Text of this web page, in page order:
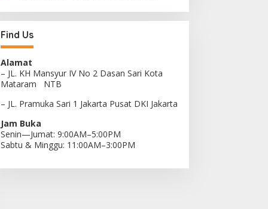
Find Us
Alamat
– JL. KH Mansyur IV No 2 Dasan Sari Kota
Mataram NTB
– JL. Pramuka Sari 1 Jakarta Pusat DKI Jakarta
Jam Buka
Senin—Jumat: 9:00AM–5:00PM
Sabtu & Minggu: 11:00AM–3:00PM